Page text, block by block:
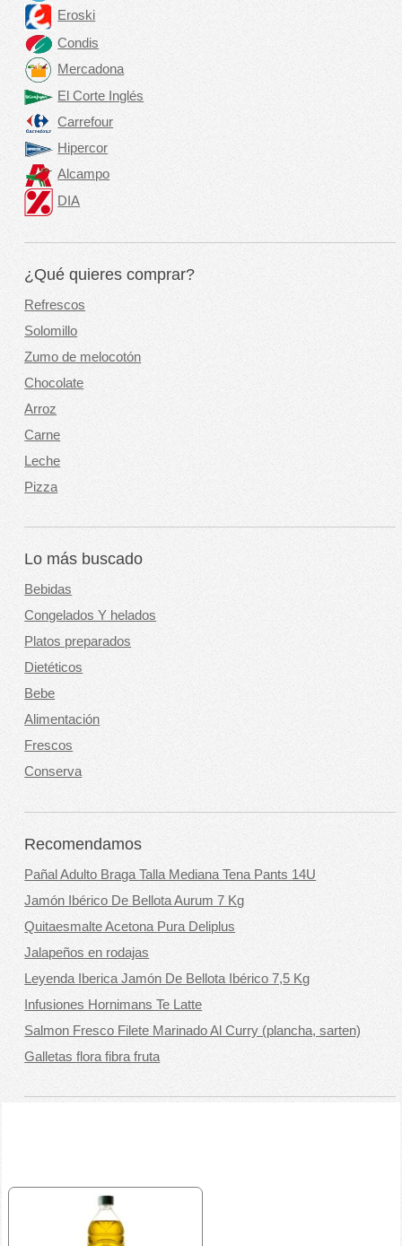
Eroski
Condis
Mercadona
El Corte Inglés
Carrefour
Hipercor
Alcampo
DIA
¿Qué quieres comprar?
Refrescos
Solomillo
Zumo de melocotón
Chocolate
Arroz
Carne
Leche
Pizza
Lo más buscado
Bebidas
Congelados Y helados
Platos preparados
Dietéticos
Bebe
Alimentación
Frescos
Conserva
Recomendamos
Pañal Adulto Braga Talla Mediana Tena Pants 14U
Jamón Ibérico De Bellota Aurum 7 Kg
Quitaesmalte Acetona Pura Deliplus
Jalapeños en rodajas
Leyenda Iberica Jamón De Bellota Ibérico 7,5 Kg
Infusiones Hornimans Te Latte
Salmon Fresco Filete Marinado Al Curry (plancha, sarten)
Galletas flora fibra fruta